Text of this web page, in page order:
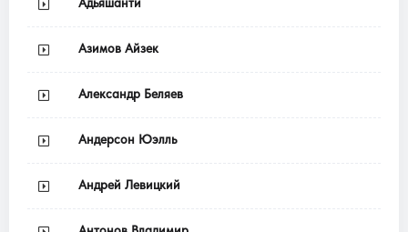
Азимов Айзек
Александр Беляев
Андерсон Юэлль
Андрей Левицкий